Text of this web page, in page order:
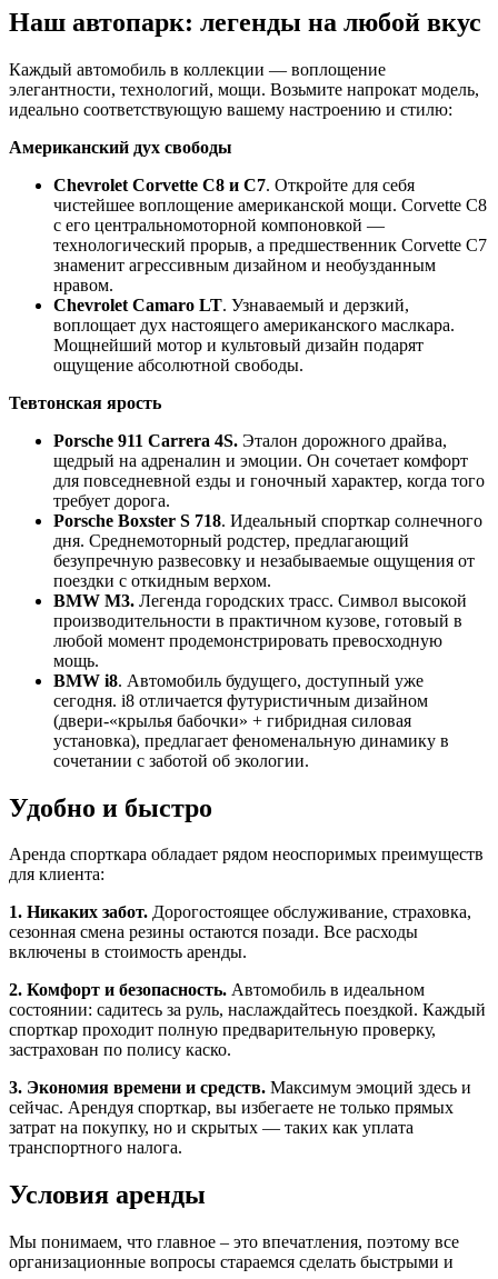
Наш автопарк: легенды на любой вкус
Каждый автомобиль в коллекции — воплощение
элегантности, технологий, мощи. Возьмите напрокат модель,
идеально соответствующую вашему настроению и стилю:
Американский дух свободы
Chevrolet Corvette C8 и C7. Откройте для себя
чистейшее воплощение американской мощи. Corvette C8
с его центральномоторной компоновкой —
технологический прорыв, а предшественник Corvette C7
знаменит агрессивным дизайном и необузданным
нравом.
Chevrolet Camaro LT. Узнаваемый и дерзкий,
воплощает дух настоящего американского маслкара.
Мощнейший мотор и культовый дизайн подарят
ощущение абсолютной свободы.
Тевтонская ярость
Porsche 911 Carrera 4S. Эталон дорожного драйва,
щедрый на адреналин и эмоции. Он сочетает комфорт
для повседневной езды и гоночный характер, когда того
требует дорога.
Porsche Boxster S 718. Идеальный спорткар солнечного
дня. Среднемоторный родстер, предлагающий
безупречную развесовку и незабываемые ощущения от
поездки с откидным верхом.
BMW M3. Легенда городских трасс. Символ высокой
производительности в практичном кузове, готовый в
любой момент продемонстрировать превосходную
мощь.
BMW i8. Автомобиль будущего, доступный уже
сегодня. i8 отличается футуристичным дизайном
(двери-«крылья бабочки» + гибридная силовая
установка), предлагает феноменальную динамику в
сочетании с заботой об экологии.
Удобно и быстро
Аренда спорткара обладает рядом неоспоримых преимуществ
для клиента:
1. Никаких забот. Дорогостоящее обслуживание, страховка,
сезонная смена резины остаются позади. Все расходы
включены в стоимость аренды.
2. Комфорт и безопасность. Автомобиль в идеальном
состоянии: садитесь за руль, наслаждайтесь поездкой. Каждый
спорткар проходит полную предварительную проверку,
застрахован по полису каско.
3. Экономия времени и средств. Максимум эмоций здесь и
сейчас. Арендуя спорткар, вы избегаете не только прямых
затрат на покупку, но и скрытых — таких как уплата
транспортного налога.
Условия аренды
Мы понимаем, что главное – это впечатления, поэтому все
организационные вопросы стараемся сделать быстрыми и